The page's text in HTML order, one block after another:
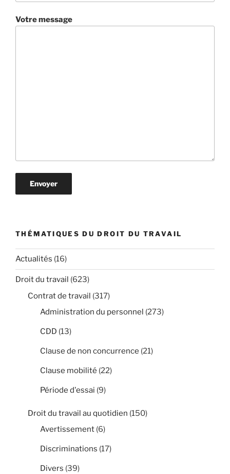
Votre message
THÉMATIQUES DU DROIT DU TRAVAIL
Actualités (16)
Droit du travail (623)
Contrat de travail (317)
Administration du personnel (273)
CDD (13)
Clause de non concurrence (21)
Clause mobilité (22)
Période d'essai (9)
Droit du travail au quotidien (150)
Avertissement (6)
Discriminations (17)
Divers (39)